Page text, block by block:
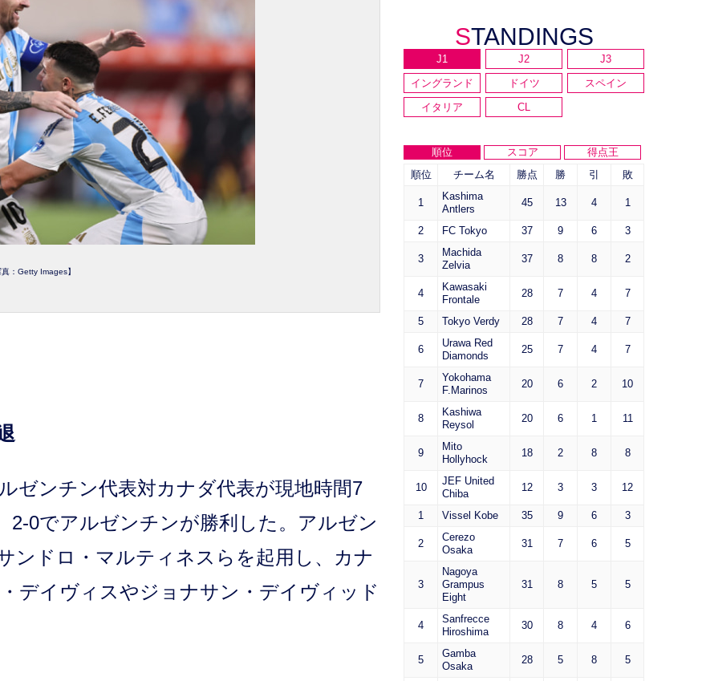
真：Getty Images】
ゼンチン代表対カナダ代表が現地時間7
2-0でアルゼンチンが勝利した。アルゼン
ンドロ・マルティネスらを起用し、カナ
デイヴィスやジョナサン・デイヴィッド
STANDINGS
J1 J2
J3
イングランド
ドイツ
スペイン
イタリア
CL
順位 スコア
得点王
順位
チーム名 勝点 勝 引 敗
1
Kashima
Antlers
45 13 4 1
2 FC Tokyo 37 9 6 3
3
Machida
Zelvia
37 8 8 2
4
Kawasaki
Frontale
28 7 4 7
5 Tokyo Verdy 28 7 4 7
6
Urawa Red
Diamonds
25 7 4 7
7
Yokohama
F.Marinos
20 6 2 10
8
Kashiwa
Reysol
20 6 1 11
9
Mito
Hollyhock
18 2 8 8
10
JEF United
Chiba
12 3 3 12
1 Vissel Kobe 35 9 6 3
2
Cerezo
Osaka
31 7 6 5
3
Nagoya
Grampus
Eight
31 8 5 5
4
Sanfrecce
Hiroshima
30 8 4 6
5
Gamba
Osaka
28 5 8 5